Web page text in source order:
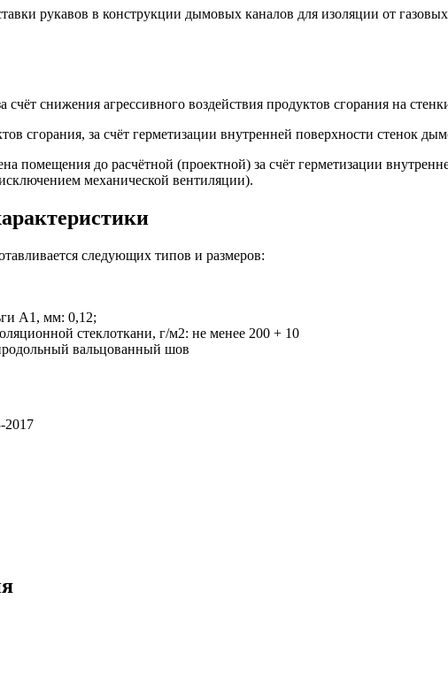
рукавов в конструкции дымовых каналов для изоляции от
счёт снижения агрессивного воздействия продуктов сгорания на
сгорания, за счёт герметизации внутренней поверхности стенок
помещения до расчётной (проектной) за счёт герметизации
механической вентиляции).
следующих типов и размеров:
А1, мм: 0,12;
стеклоткани, г/м2: не менее 200 + 10
вальцованный шов
2017